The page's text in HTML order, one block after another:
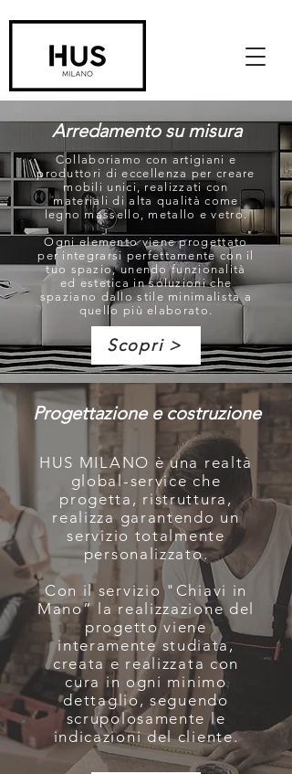
Arredamento su misura
Collaboriamo con artigiani e
produttori di eccellenza per creare
mobili unici, realizzati con
materiali di alta qualità come
legno massello, metallo e vetro.
Ogni elemento viene progettato
per integrarsi perfettamente con il
tuo spazio, unendo funzionalità
ed estetica in soluzioni che
spaziano dallo stile minimalista a
quello più elaborato.
Scopri >
Progettazione e costruzione
HUS MILANO è una realtà
global-service che
progetta, ristruttura,
realizza garantendo un
servizio totalmente
personalizzato.
Con il servizio "Chiavi in
Mano” la realizzazione del
progetto viene
interamente studiata,
creata e realizzata con
cura in ogni minimo
dettaglio, seguendo
scrupolosamente le
indicazioni del cliente.